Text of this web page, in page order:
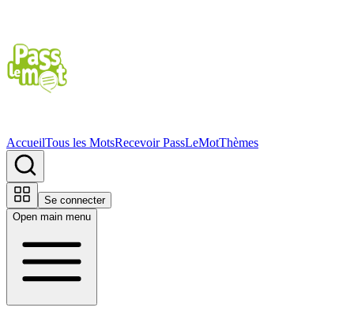
AccueilTous les MotsRecevoir PassLeMotThèmes
Se connecter
Open main menu